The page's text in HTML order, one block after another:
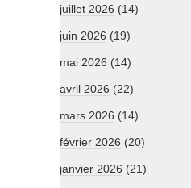
juillet 2026 (14)
juin 2026 (19)
mai 2026 (14)
avril 2026 (22)
mars 2026 (14)
février 2026 (20)
janvier 2026 (21)